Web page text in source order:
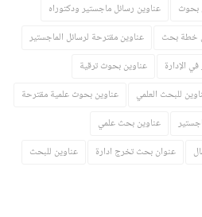
بحوث
عناوين رسائل ماجستير ودكتوراه
خطة بحث
عناوين مقترحة لرسائل الماجستير
الإدارة
عناوين بحوث ترقية
للبحث العلمي
عناوين بحوث علمية مقترحة
عناوين بحث علمي
عنوان بحث تخرج ادارة عناوين للبحث